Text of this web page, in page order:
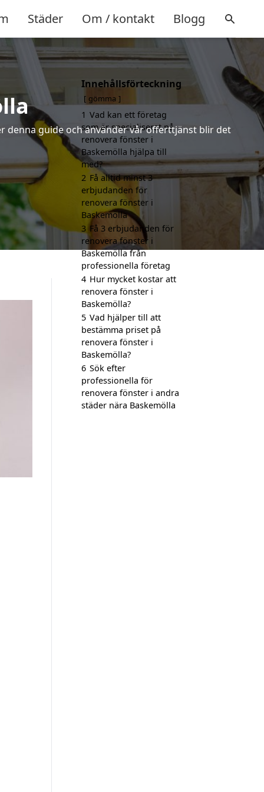
Städer Om / kontakt Blogg
denna guide och använder vår offerttjänst blir det
Innehållsförteckning
gömma
1 Vad kan ett företag
som är specialiserat på
renovera fönster i
Baskemölla hjälpa till
med?
2 Få alltid minst 3
erbjudanden för
renovera fönster i
Baskemölla
3 Få 3 erbjudanden för
renovera fönster i
Baskemölla från
professionella företag
4 Hur mycket kostar att
renovera fönster i
Baskemölla?
5 Vad hjälper till att
bestämma priset på
renovera fönster i
Baskemölla?
6 Sök efter
professionella för
renovera fönster i andra
städer nära Baskemölla